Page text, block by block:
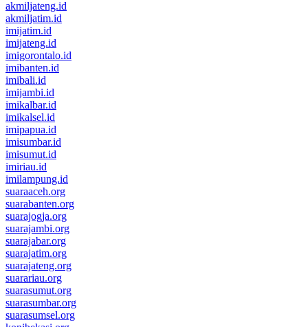
akmiljateng.id
akmiljatim.id
imijatim.id
imijateng.id
imigorontalo.id
imibanten.id
imibali.id
imijambi.id
imikalbar.id
imikalsel.id
imipapua.id
imisumbar.id
imisumut.id
imiriau.id
imilampung.id
suaraaceh.org
suarabanten.org
suarajogja.org
suarajambi.org
suarajabar.org
suarajatim.org
suarajateng.org
suarariau.org
suarasumut.org
suarasumbar.org
suarasumsel.org